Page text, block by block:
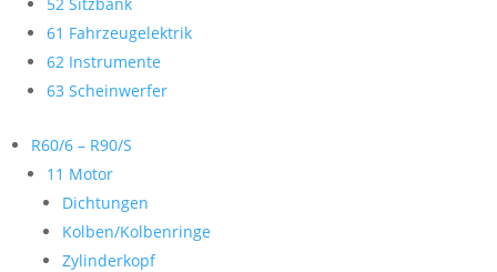
61 Fahrzeugelektrik
62 Instrumente
63 Scheinwerfer
R60/6 – R90/S
11 Motor
Dichtungen
Kolben/Kolbenringe
Zylinderkopf